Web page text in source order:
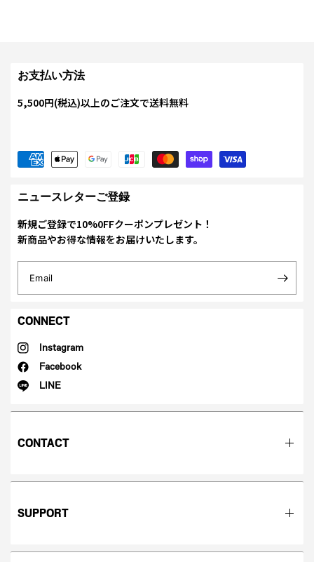
お支払い方法
5,500円(税込)以上のご注文で送料無料
ニュースレターご登録
新規ご登録で10%0FFクーポンプレゼント！
新商品やお得な情報をお届けいたします。
Email
CONNECT
Instagram
Facebook
LINE
CONTACT
SUPPORT